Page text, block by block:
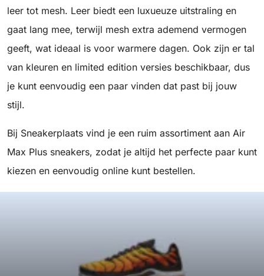
leer tot mesh. Leer biedt een luxueuze uitstraling en
gaat lang mee, terwijl mesh extra ademend vermogen
geeft, wat ideaal is voor warmere dagen. Ook zijn er tal
van kleuren en limited edition versies beschikbaar, dus
je kunt eenvoudig een paar vinden dat past bij jouw
stijl.
Bij Sneakerplaats vind je een ruim assortiment aan Air
Max Plus sneakers, zodat je altijd het perfecte paar kunt
kiezen en eenvoudig online kunt bestellen.